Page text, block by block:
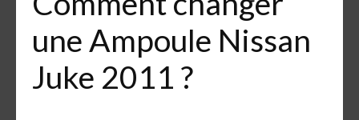
une Ampoule Nissan
Juke 2011 ?